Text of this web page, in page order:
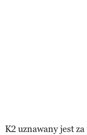
K2 uznawany jest